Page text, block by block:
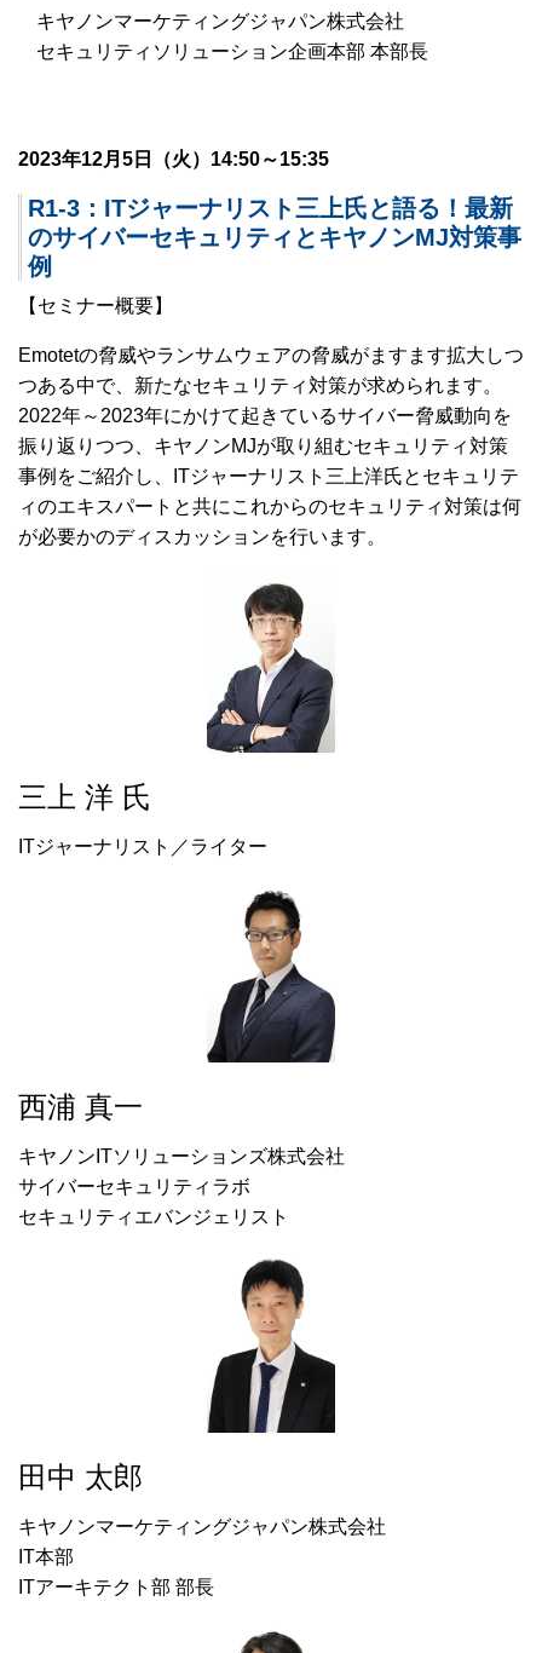
キヤノンマーケティングジャパン株式会社
セキュリティソリューション企画本部 本部長
2023年12月5日（火）14:50～15:35
R1-3：ITジャーナリスト三上氏と語る！最新
のサイバーセキュリティとキヤノンMJ対策事
例
【セミナー概要】
Emotetの脅威やランサムウェアの脅威がますます拡大しつ
つある中で、新たなセキュリティ対策が求められます。
2022年～2023年にかけて起きているサイバー脅威動向を
振り返りつつ、キヤノンMJが取り組むセキュリティ対策
事例をご紹介し、ITジャーナリスト三上洋氏とセキュリテ
ィのエキスパートと共にこれからのセキュリティ対策は何
が必要かのディスカッションを行います。
三上 洋 氏
ITジャーナリスト／ライター
西浦 真一
キヤノンITソリューションズ株式会社
サイバーセキュリティラボ
セキュリティエバンジェリスト
田中 太郎
キヤノンマーケティングジャパン株式会社
IT本部
ITアーキテクト部 部長